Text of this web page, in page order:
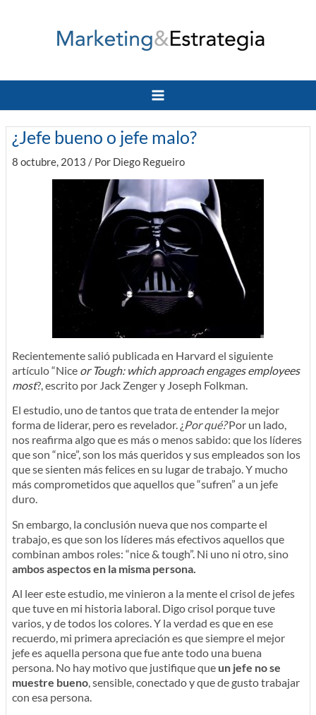
Main
Menu
¿Jefe bueno o jefe malo?
8 octubre, 2013 / Por Diego Regueiro
Recientemente salió publicada en Harvard el siguiente
artículo “Nice or Tough: which approach engages employees
most?, escrito por Jack Zenger y Joseph Folkman.
El estudio, uno de tantos que trata de entender la mejor
forma de liderar, pero es revelador. ¿Por qué?Por un lado,
nos reafirma algo que es más o menos sabido: que los líderes
que son “nice”, son los más queridos y sus empleados son los
que se sienten más felices en su lugar de trabajo. Y mucho
más comprometidos que aquellos que “sufren” a un jefe
duro.
Sn embargo, la conclusión nueva que nos comparte el
trabajo, es que son los líderes más efectivos aquellos que
combinan ambos roles: “nice & tough”. Ni uno ni otro, sino
ambos aspectos en la misma persona.
Al leer este estudio, me vinieron a la mente el crisol de jefes
que tuve en mi historia laboral. Digo crisol porque tuve
varios, y de todos los colores. Y la verdad es que en ese
recuerdo, mi primera apreciación es que siempre el mejor
jefe es aquella persona que fue ante todo una buena
persona. No hay motivo que justifique que un jefe no se
muestre bueno, sensible, conectado y que de gusto trabajar
con esa persona.